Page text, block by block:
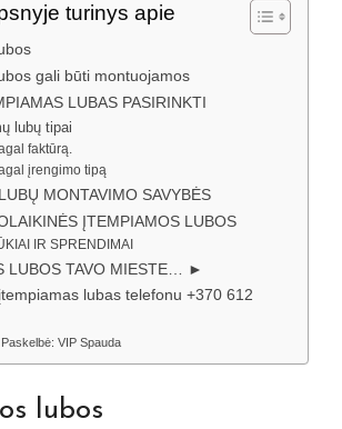
turinys apie
gali būti montuojamos
LUBAS PASIRINKTI
lubų tipai
faktūrą.
įrengimo tipą
MONTAVIMO SAVYBĖS
ĮTEMPIAMOS LUBOS
IR SPRENDIMAI
LUBOS TAVO MIESTE… ►
lubas telefonu +370 612
Paskelbė: VIP Spauda
lubos